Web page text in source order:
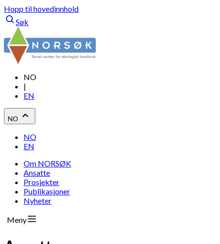
Hopp til hovedinnhold
Søk
NO
|
EN
NO
NO
EN
Om NORSØK
Ansatte
Prosjekter
Publikasjoner
Nyheter
Meny